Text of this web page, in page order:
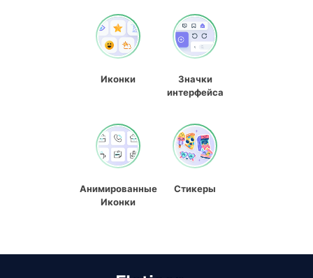
Иконки
Значки
интерфейса
Анимированные
Иконки
Стикеры